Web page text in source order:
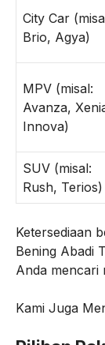
City Car
Brio, Agya)
MPV (misal:
Avanza,
Innova)
SUV (misal:
Rush, Terios)
Ketersediaan
Bening Abadi
Anda mencari
Kami Juga